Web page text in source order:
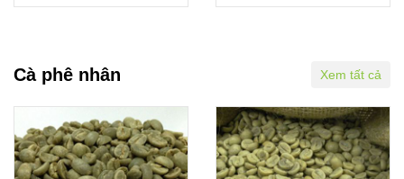
Cà phê nhân Xem tất cả